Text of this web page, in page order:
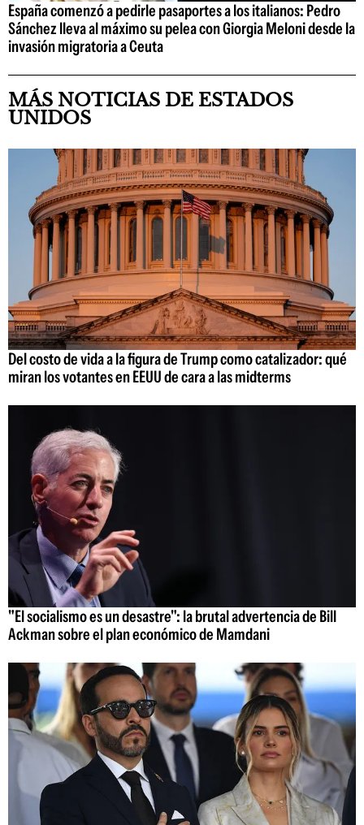
España comenzó a pedirle pasaportes a los italianos: Pedro
Sánchez lleva al máximo su pelea con Giorgia Meloni desde la
invasión migratoria a Ceuta
MÁS NOTICIAS DE ESTADOS
UNIDOS
Del costo de vida a la figura de Trump como catalizador: qué
miran los votantes en EEUU de cara a las midterms
"El socialismo es un desastre": la brutal advertencia de Bill
Ackman sobre el plan económico de Mamdani